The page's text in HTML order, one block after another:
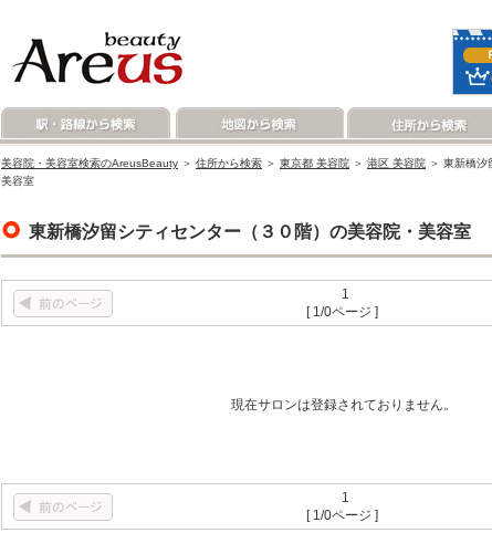
美容院・美容室検索のAreusBeauty ＞ 住所から検索 ＞ 東京都 美容院 ＞ 港区 美容院 ＞ 東新橋汐
美容室
東新橋汐留シティセンター（３０階）の美容院・美容室
1
[ 1/0ページ ]
現在サロンは登録されておりません。
1
[ 1/0ページ ]